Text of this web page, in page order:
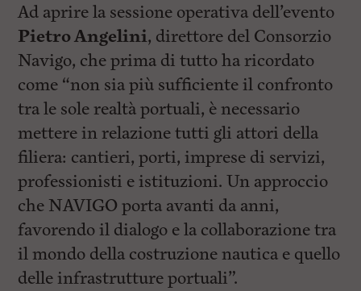
Ad aprire la sessione operativa dell’evento
Pietro Angelini, direttore del Consorzio
Navigo, che prima di tutto ha ricordato
come “non sia più sufficiente il confronto
tra le sole realtà portuali, è necessario
mettere in relazione tutti gli attori della
filiera: cantieri, porti, imprese di servizi,
professionisti e istituzioni. Un approccio
che NAVIGO porta avanti da anni,
favorendo il dialogo e la collaborazione tra
il mondo della costruzione nautica e quello
delle infrastrutture portuali”.